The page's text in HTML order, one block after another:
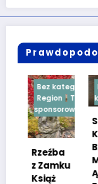
Bez kategorii
Region
Treść
sponsorowana
Rzeźba
z Zamku
Książ
Ą I